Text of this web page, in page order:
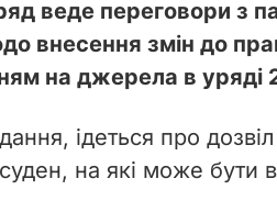
веде переговори з
внесення змін до
на джерела в уряді
ідеться про
суден, на які може